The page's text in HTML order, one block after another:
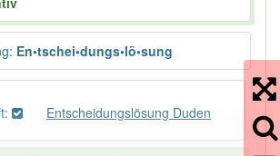
: En•tschei•dungs•lö•sung
Entscheidungslösung Duden